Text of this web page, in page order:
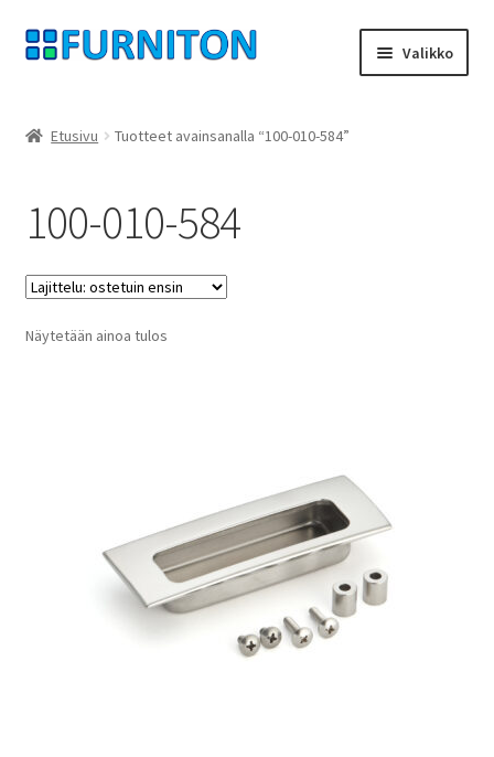
Siirry
navigointiin
Siirry
sisältöön
Valikko
yksityisyyttä
peruuttamisoikeus
Ottaa yhteyttä
Etusivu Tuotteet avainsanalla “100-010-584”
100-010-584
Näytetään ainoa tulos